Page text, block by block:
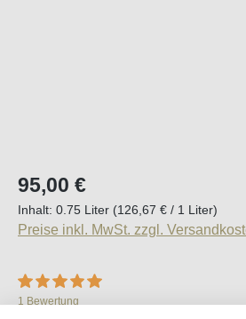
Regulärer Preis:
95,00 €
Inhalt: 0.75 Liter (126,67 € / 1 Liter)
Preise inkl. MwSt. zzgl.
Durchschnittliche Bewertung von 5 von 5
1 Bewertung